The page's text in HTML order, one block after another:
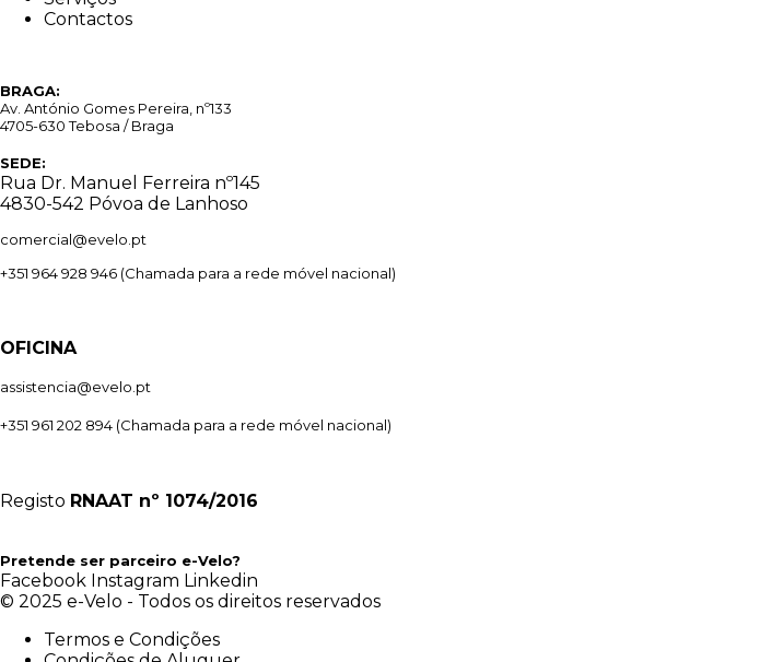
Contactos
BRAGA:
Av. António Gomes Pereira, nº133
4705-630 Tebosa / Braga
SEDE:
Rua Dr. Manuel Ferreira nº145
4830-542 Póvoa de Lanhoso
comercial@evelo.pt
+351 964 928 946 (Chamada para a rede móvel nacional)
OFICINA
assistencia@evelo.pt
+351 961 202 894 (Chamada para a rede móvel nacional)
Registo RNAAT nº 1074/2016
Pretende ser parceiro e-Velo?
Facebook Instagram Linkedin
© 2025 e-Velo - Todos os direitos reservados
Termos e Condições